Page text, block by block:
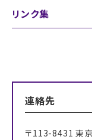
リンク集
連絡先
〒113-8431 東